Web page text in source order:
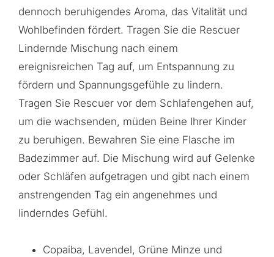
dennoch beruhigendes Aroma, das Vitalität und
Wohlbefinden fördert. Tragen Sie die Rescuer
Lindernde Mischung nach einem
ereignisreichen Tag auf, um Entspannung zu
fördern und Spannungsgefühle zu lindern.
Tragen Sie Rescuer vor dem Schlafengehen auf,
um die wachsenden, müden Beine Ihrer Kinder
zu beruhigen. Bewahren Sie eine Flasche im
Badezimmer auf. Die Mischung wird auf Gelenke
oder Schläfen aufgetragen und gibt nach einem
anstrengenden Tag ein angenehmes und
linderndes Gefühl.
Copaiba, Lavendel, Grüne Minze und